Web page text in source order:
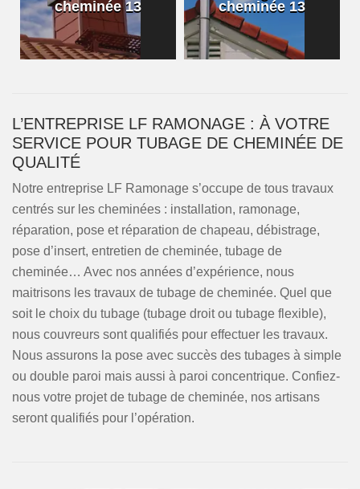
cheminée 13
cheminée 13
L’ENTREPRISE LF RAMONAGE : À VOTRE
SERVICE POUR TUBAGE DE CHEMINÉE DE
QUALITÉ
Notre entreprise LF Ramonage s’occupe de tous travaux
centrés sur les cheminées : installation, ramonage,
réparation, pose et réparation de chapeau, débistrage,
pose d’insert, entretien de cheminée, tubage de
cheminée… Avec nos années d’expérience, nous
maitrisons les travaux de tubage de cheminée. Quel que
soit le choix du tubage (tubage droit ou tubage flexible),
nous couvreurs sont qualifiés pour effectuer les travaux.
Nous assurons la pose avec succès des tubages à simple
ou double paroi mais aussi à paroi concentrique. Confiez-
nous votre projet de tubage de cheminée, nos artisans
seront qualifiés pour l’opération.